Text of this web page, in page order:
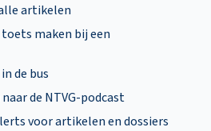
artikelen
maken bij een
de bus
de NTVG-podcast
voor artikelen en dossiers